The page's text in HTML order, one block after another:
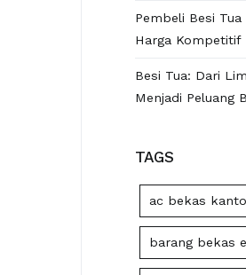
Pembeli Besi
Harga Kompetitif
Besi Tua: Dari
Menjadi Peluang
TAGS
ac bekas
barang bekas